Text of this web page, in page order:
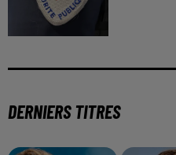
DERNIERS TITRES